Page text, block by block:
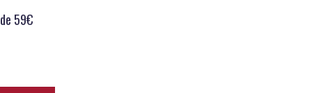
59€